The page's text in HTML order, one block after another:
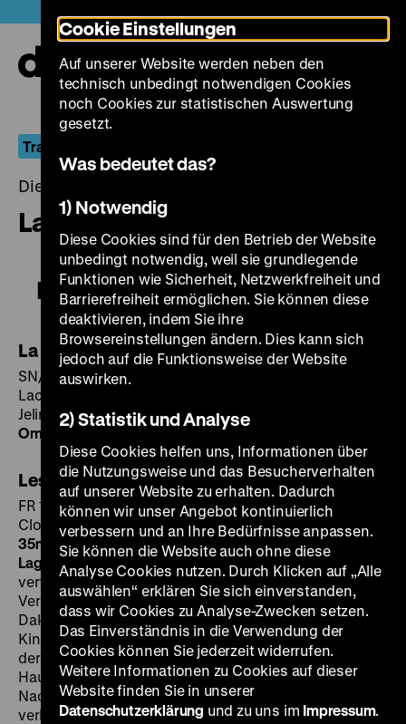
zum
Seiteninhalt
springen
Translokationen
Dienstag, 03. Dezember 2019, 19.00 - 00.00 Uhr
La noire de…
La noire de…
La noire de…
SN/F 1966, R/B: Ousmane Sembène, K: Christian
Lacoste, D: Mbissine Thérèse Diop, Anne-Marie
Jelinek, Robert Fontaine, Momar Nar Sene, 55’
OmU
Les statues meurent aussi
FR 1953, R: Chris Marker, Alain Resnais, Ghislain
Cloquet, B: Chris Marker, K: Ghislain Cloquet, 30’·
35mm, OF DI 03.12. um 19 Uhr
· Begrüßung: Merten
Lagatz· Einführung: Verena Rodatus La noire de…
verfolgt das Schicksal einer jungen, ärmlichen
Verhältnissen entstammenden Senegalesin, die in
Dakar von einer Französin zunächst als
Kindermädchen engagiert wird und nach dem Umzug
der Familie an die Côte d’Azur vor allem als
Haushälterin und Reinigungskraft arbeiten muss.
Nachdem ihre Arbeitgeberin immer mehr von ihr
verlangt und sie entgegen ihren Hoffnungen in
Cookie Einstellungen
Auf unserer Website werden neben den
technisch unbedingt notwendigen Cookies
noch Cookies zur statistischen Auswertung
gesetzt.
Was bedeutet das?
1) Notwendig
Diese Cookies sind für den Betrieb der Website
unbedingt notwendig, weil sie grundlegende
Funktionen wie Sicherheit, Netzwerkfreiheit und
Barrierefreiheit ermöglichen. Sie können diese
deaktivieren, indem Sie ihre
Browsereinstellungen ändern. Dies kann sich
jedoch auf die Funktionsweise der Website
auswirken.
2) Statistik und Analyse
Diese Cookies helfen uns, Informationen über
die Nutzungsweise und das Besucherverhalten
auf unserer Website zu erhalten. Dadurch
können wir unser Angebot kontinuierlich
verbessern und an Ihre Bedürfnisse anpassen.
Sie können die Website auch ohne diese
Analyse Cookies nutzen. Durch Klicken auf „Alle
auswählen“ erklären Sie sich einverstanden,
dass wir Cookies zu Analyse-Zwecken setzen.
Das Einverständnis in die Verwendung der
Cookies können Sie jederzeit widerrufen.
Weitere Informationen zu Cookies auf dieser
Website finden Sie in unserer
Datenschutzerklärung und zu uns im Impressum.